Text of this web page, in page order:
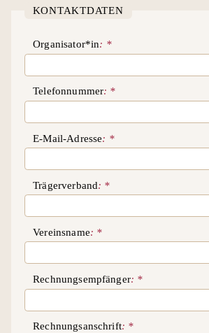
KONTAKTDATEN
Organisator*in
Telefonnummer
E-Mail-Adresse
Trägerverband
Vereinsname
Rechnungsempfänger
Rechnungsanschrift